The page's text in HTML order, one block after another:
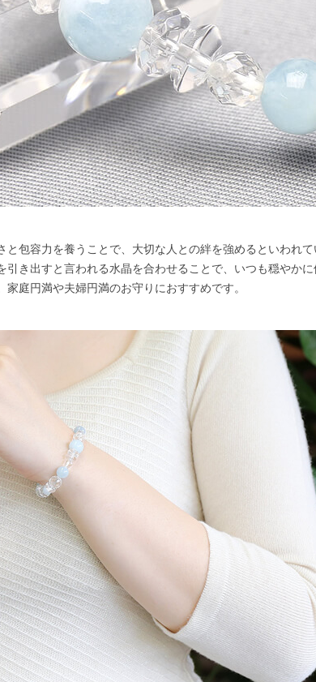
と包容力を養うことで、大切な人との絆を強めるといわれ
引き出すと言われる水晶を合わせることで、いつも穏やか
家庭円満や夫婦円満のお守りにおすすめです。